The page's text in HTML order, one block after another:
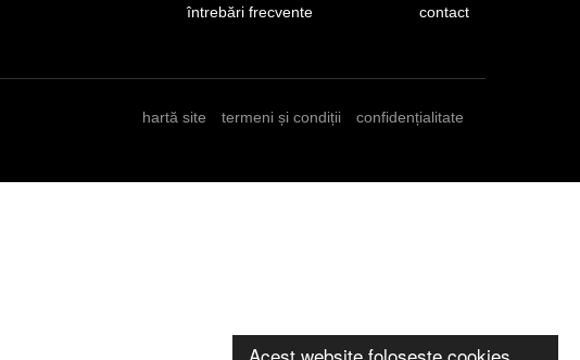
contact
întrebări frecvente
hartă site termeni și condiții confidențialitate